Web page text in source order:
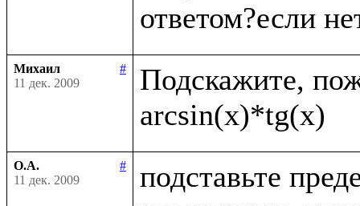
Михаил
#
11 дек. 2009
Подскажите,
О.А.
#
11 дек. 2009
подставьте